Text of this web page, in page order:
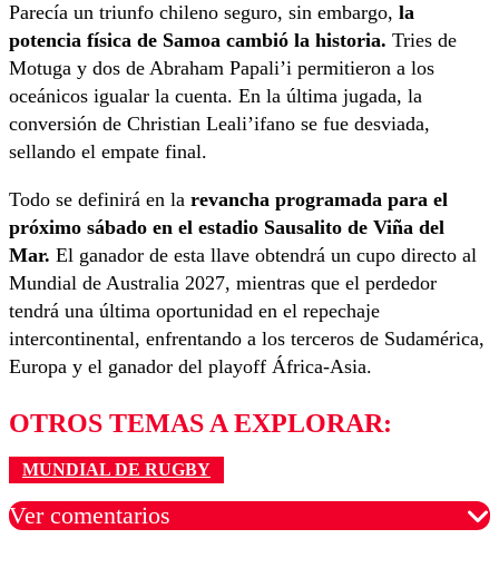
Parecía un triunfo chileno seguro, sin embargo, la
potencia física de Samoa cambió la historia. Tries de
Motuga y dos de Abraham Papali’i permitieron a los
oceánicos igualar la cuenta. En la última jugada, la
conversión de Christian Leali’ifano se fue desviada,
sellando el empate final.
Todo se definirá en la revancha programada para el
próximo sábado en el estadio Sausalito de Viña del
Mar. El ganador de esta llave obtendrá un cupo directo al
Mundial de Australia 2027, mientras que el perdedor
tendrá una última oportunidad en el repechaje
intercontinental, enfrentando a los terceros de Sudamérica,
Europa y el ganador del playoff África-Asia.
OTROS TEMAS A EXPLORAR:
MUNDIAL DE RUGBY
Ver comentarios